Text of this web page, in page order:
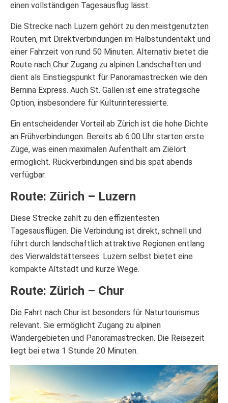
einen vollständigen Tagesausflug lässt.
Die Strecke nach Luzern gehört zu den meistgenutzten
Routen, mit Direktverbindungen im Halbstundentakt und
einer Fahrzeit von rund 50 Minuten. Alternativ bietet die
Route nach Chur Zugang zu alpinen Landschaften und
dient als Einstiegspunkt für Panoramastrecken wie den
Bernina Express. Auch St. Gallen ist eine strategische
Option, insbesondere für Kulturinteressierte.
Ein entscheidender Vorteil ab Zürich ist die hohe Dichte
an Frühverbindungen. Bereits ab 6:00 Uhr starten erste
Züge, was einen maximalen Aufenthalt am Zielort
ermöglicht. Rückverbindungen sind bis spät abends
verfügbar.
Route: Zürich – Luzern
Diese Strecke zählt zu den effizientesten
Tagesausflügen. Die Verbindung ist direkt, schnell und
führt durch landschaftlich attraktive Regionen entlang
des Vierwaldstättersees. Luzern selbst bietet eine
kompakte Altstadt und kurze Wege.
Route: Zürich – Chur
Die Fahrt nach Chur ist besonders für Naturtourismus
relevant. Sie ermöglicht Zugang zu alpinen
Wandergebieten und Panoramastrecken. Die Reisezeit
liegt bei etwa 1 Stunde 20 Minuten.